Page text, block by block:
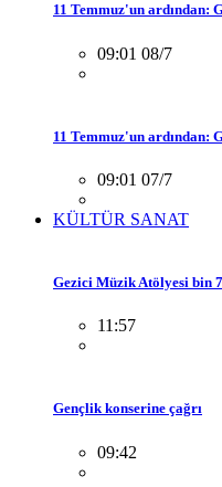
11 Temmuz'un ardından:
09:01 08/7
11 Temmuz'un ardından:
09:01 07/7
KÜLTÜR SANAT
Gezici Müzik Atölyesi bin
11:57
Gençlik konserine çağrı
09:42